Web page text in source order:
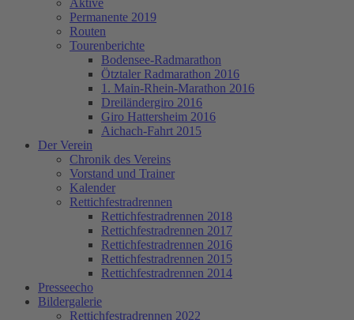
Aktive
Permanente 2019
Routen
Tourenberichte
Bodensee-Radmarathon
Ötztaler Radmarathon 2016
1. Main-Rhein-Marathon 2016
Dreiländergiro 2016
Giro Hattersheim 2016
Aichach-Fahrt 2015
Der Verein
Chronik des Vereins
Vorstand und Trainer
Kalender
Rettichfestradrennen
Rettichfestradrennen 2018
Rettichfestradrennen 2017
Rettichfestradrennen 2016
Rettichfestradrennen 2015
Rettichfestradrennen 2014
Presseecho
Bildergalerie
Rettichfestradrennen 2022